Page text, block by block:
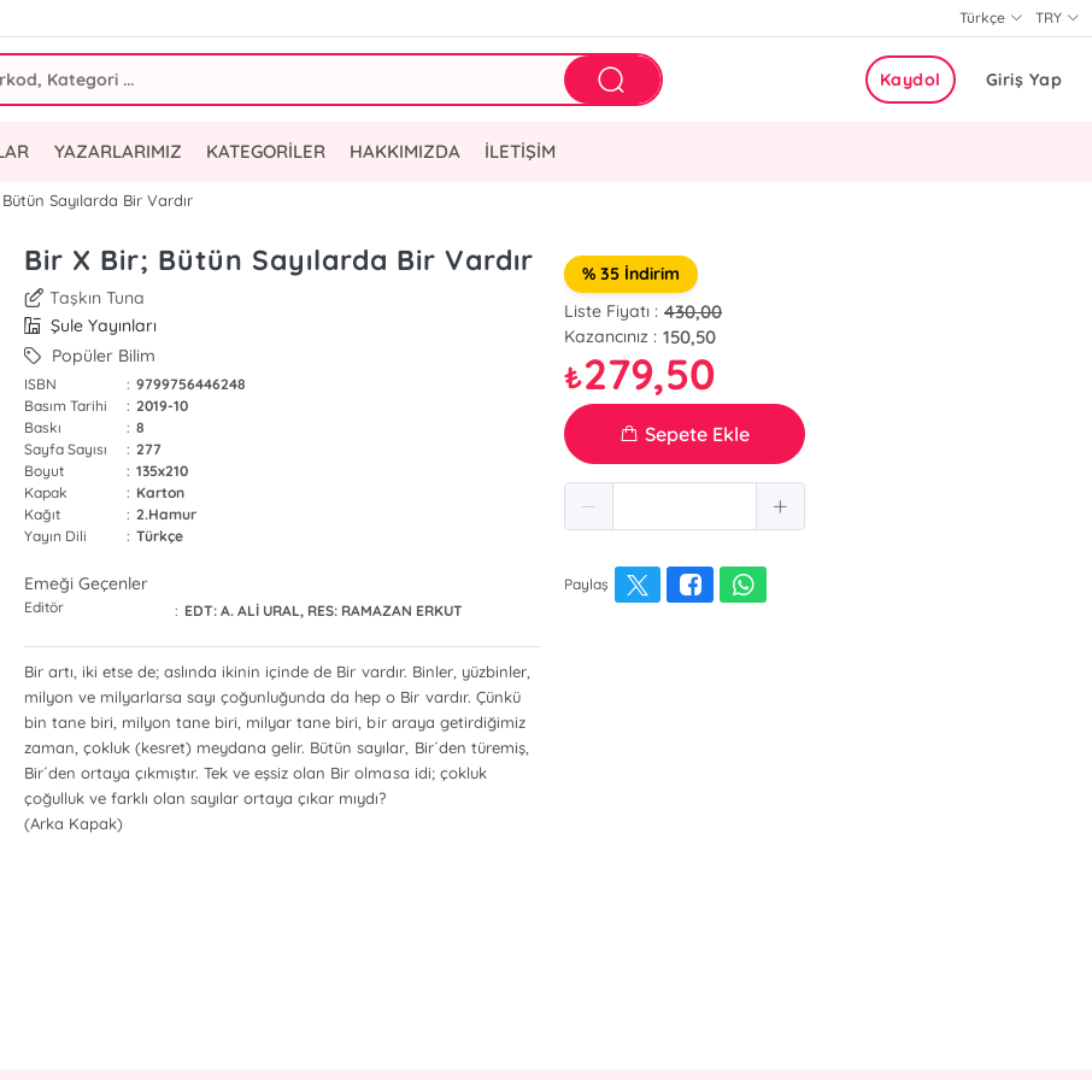
TRY
Türkçe
Giriş Yap
Kaydol
YAZARLARIMIZ KATEGORİLER HAKKIMIZDA İLETİŞİM
Sayılarda Bir Vardır
Bir X Bir; Bütün Sayılarda Bir Vardır
Taşkın Tuna
Şule Yayınları
Popüler Bilim
ISBN : 9799756446248
Basım Tarihi
: 2019-10
Baskı
: 8
Sayfa Sayısı
: 277
Boyut
: 135x210
Kapak
: Karton
Kağıt
: 2.Hamur
Yayın Dili
: Türkçe
Emeği Geçenler
Editör : EDT: A. ALİ URAL, RES: RAMAZAN ERKUT
Bir artı, iki etse de; aslında ikinin içinde de Bir vardır. Binler, yüzbinler,
milyon ve milyarlarsa sayı çoğunluğunda da hep o Bir vardır. Çünkü
bin tane biri, milyon tane biri, milyar tane biri, bir araya getirdiğimiz
zaman, çokluk (kesret) meydana gelir. Bütün sayılar, Bir´den türemiş,
Bir´den ortaya çıkmıştır. Tek ve eşsiz olan Bir olmasa idi; çokluk
çoğulluk ve farklı olan sayılar ortaya çıkar mıydı?
(Arka Kapak)
% 35 İndirim
Liste Fiyatı : 430,00
Kazancınız : 150,50
₺279,50
Sepete Ekle
Paylaş